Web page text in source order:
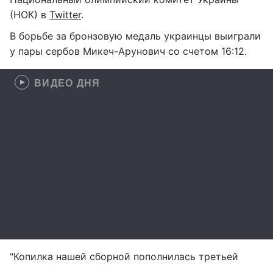
(НОК) в Twitter.
В борьбе за бронзовую медаль украинцы выиграли
у пары сербов Микеч-Арунович со счетом 16:12.
ВИДЕО ДНЯ
"Копилка нашей сборной пополнилась третьей